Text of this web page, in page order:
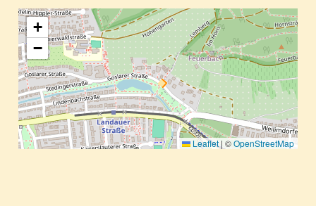
+
−
Leaflet | ©OpenStreetMap